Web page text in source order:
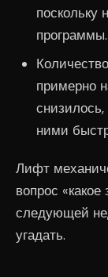
поскольку
программы.
примерно
ними
Лифт
вопрос «какое
следующей
угадать.